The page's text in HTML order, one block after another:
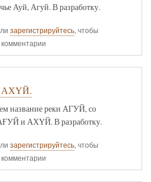
Ауй, Агуй. В разработку.
зарегистрируйтесь, чтобы
АХҮЙ.
название реки АГУЙ, со
и АХҮЙ. В разработку.
зарегистрируйтесь, чтобы